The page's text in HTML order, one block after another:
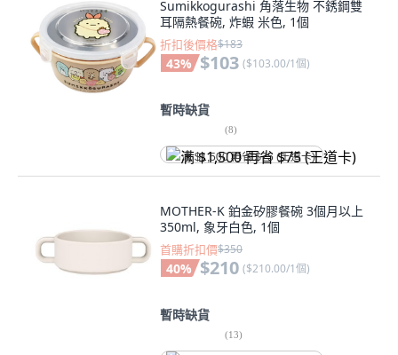
Sumikkogurashi 角落生物 不銹鋼雙
耳隔熱餐碗, 炸蝦 米色, 1個
折扣後價格$183
43% $103 ($103.00/1個)
暫時缺貨
(8)
满 $1,500 再省 $75 (王道卡)
MOTHER-K 鉑金矽膠餐碗 3個月以上
350ml, 象牙白色, 1個
首購折扣價$350
40% $210 ($210.00/1個)
暫時缺貨
(13)